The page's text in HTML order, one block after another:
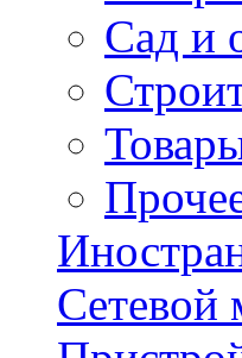
Сад и
Сетевой